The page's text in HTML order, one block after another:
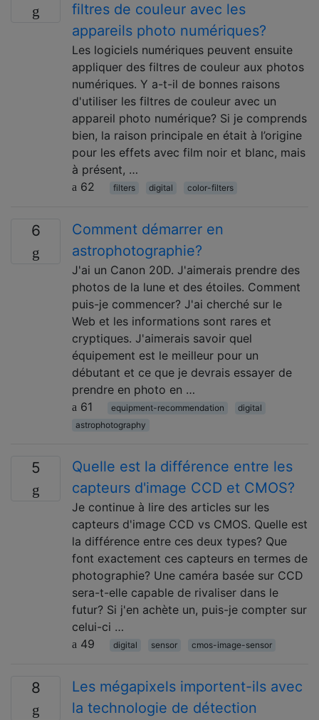
filtres de couleur avec les
appareils photo numériques?
Les logiciels numériques peuvent ensuite
appliquer des filtres de couleur aux photos
numériques. Y a-t-il de bonnes raisons
d'utiliser les filtres de couleur avec un
appareil photo numérique? Si je comprends
bien, la raison principale en était à l’origine
pour les effets avec film noir et blanc, mais
à présent, …
62
filters digital color-filters
6
Comment démarrer en
astrophotographie?
J'ai un Canon 20D. J'aimerais prendre des
photos de la lune et des étoiles. Comment
puis-je commencer? J'ai cherché sur le
Web et les informations sont rares et
cryptiques. J'aimerais savoir quel
équipement est le meilleur pour un
débutant et ce que je devrais essayer de
prendre en photo en …
61
equipment-recommendation
digital
astrophotography
5
Quelle est la différence entre les
capteurs d'image CCD et CMOS?
Je continue à lire des articles sur les
capteurs d'image CCD vs CMOS. Quelle est
la différence entre ces deux types? Que
font exactement ces capteurs en termes de
photographie? Une caméra basée sur CCD
sera-t-elle capable de rivaliser dans le
futur? Si j'en achète un, puis-je compter sur
celui-ci …
49
digital sensor cmos-image-sensor
8
Les mégapixels importent-ils avec
la technologie de détection